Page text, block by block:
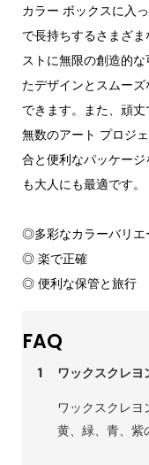
カラー ボックスに入
で長持ちするさまざ
ストに無限の創造的
たデザインとスムー
できます。また、頑
無数のアート プロジ
合と便利なパッケー
も大人にも最適です。
◎多彩なカラーバリエ
◎ 楽で正確
◎ 便利な保管と旅行
FAQ
1 ワックスクレヨ
ワックスクレヨ
黄、緑、青、紫